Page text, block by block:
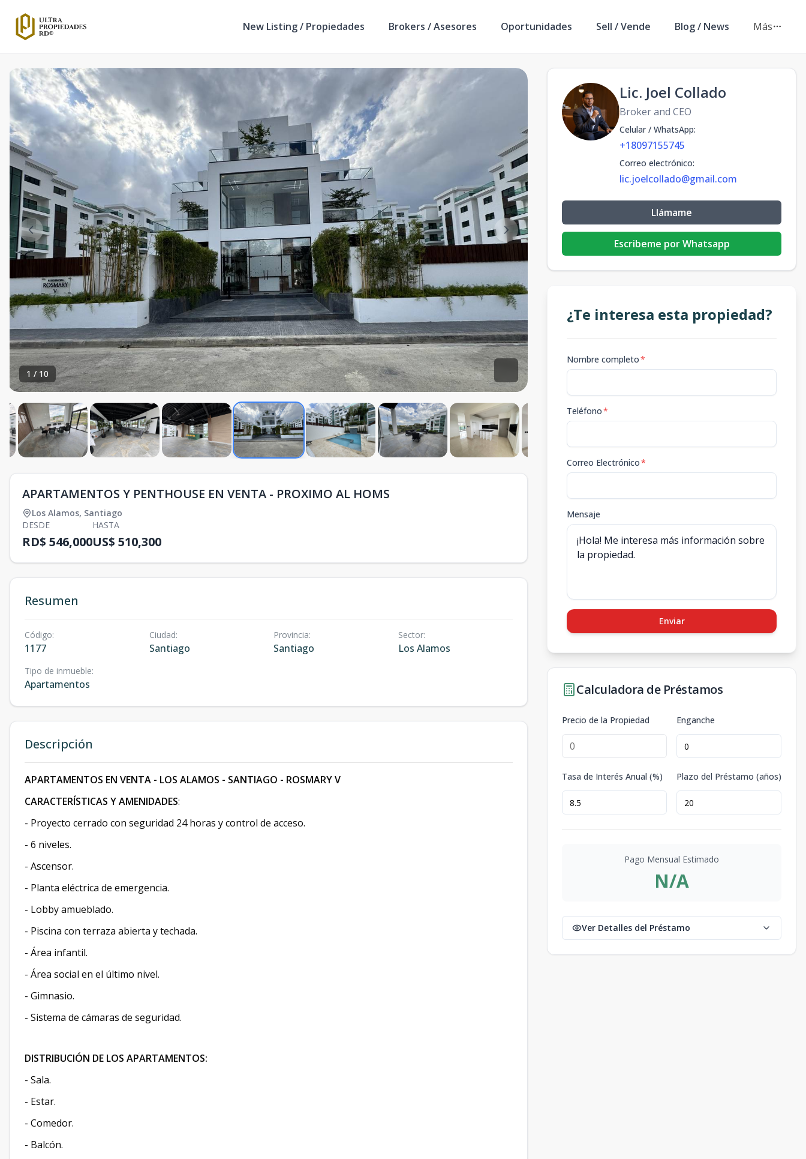
New Listing / Propiedades Brokers / Asesores Oportunidades Sell / Vende Blog / News Más
1 / 10
APARTAMENTOS Y PENTHOUSE EN VENTA - PROXIMO AL HOMS
Los Alamos, Santiago
DESDE
RD$ 546,000
HASTA
US$ 510,300
Resumen
Código:
1177
Ciudad:
Santiago
Provincia:
Santiago
Sector:
Los Alamos
Tipo de inmueble:
Apartamentos
Descripción
APARTAMENTOS EN VENTA - LOS ALAMOS - SANTIAGO - ROSMARY V
CARACTERÍSTICAS Y AMENIDADES:
- Proyecto cerrado con seguridad 24 horas y control de acceso.
- 6 niveles.
- Ascensor.
- Planta eléctrica de emergencia.
- Lobby amueblado.
- Piscina con terraza abierta y techada.
- Área infantil.
- Área social en el último nivel.
- Gimnasio.
- Sistema de cámaras de seguridad.
DISTRIBUCIÓN DE LOS APARTAMENTOS:
- Sala.
- Estar.
- Comedor.
- Balcón.
Lic. Joel Collado
Broker and CEO
Celular / WhatsApp:
+18097155745
Correo electrónico:
lic.joelcollado@gmail.com
Llámame
Escribeme por Whatsapp
¿Te interesa esta propiedad?
Nombre completo*
Teléfono*
Correo Electrónico*
Mensaje
Enviar
Calculadora de Préstamos
Precio de la Propiedad Enganche
Tasa de Interés Anual (%) Plazo del Préstamo (años)
Pago Mensual Estimado
N/A
Ver Detalles del Préstamo